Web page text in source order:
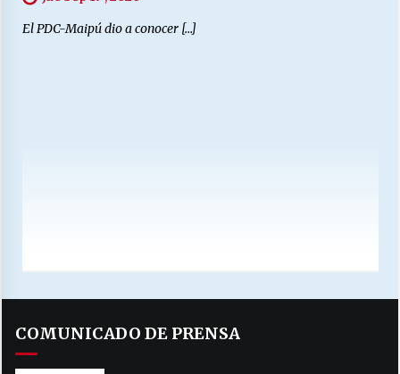
El PDC-Maipú dio a conocer […]
COMUNICADO DE PRENSA